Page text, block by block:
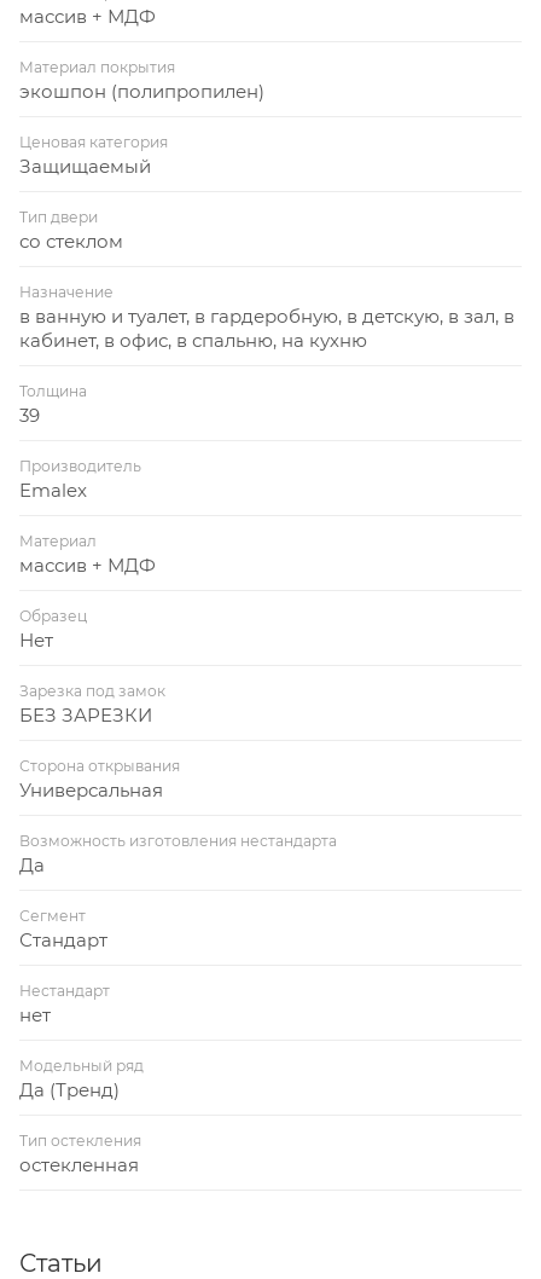
массив + МДФ
Материал покрытия
экошпон (полипропилен)
Ценовая категория
Защищаемый
Тип двери
со стеклом
Назначение
в ванную и туалет, в гардеробную, в детскую, в зал, в
кабинет, в офис, в спальню, на кухню
Толщина
39
Производитель
Emalex
Материал
массив + МДФ
Образец
Нет
Зарезка под замок
БЕЗ ЗАРЕЗКИ
Сторона открывания
Универсальная
Возможность изготовления нестандарта
Да
Сегмент
Стандарт
Нестандарт
нет
Модельный ряд
Да (Тренд)
Тип остекления
остекленная
Статьи